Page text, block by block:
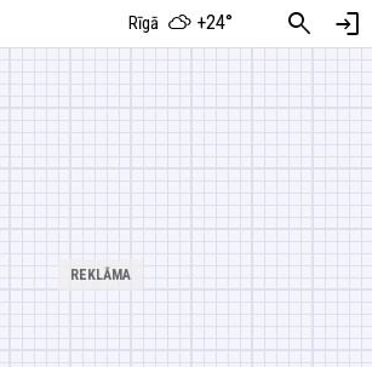
Rīgā +24° search login